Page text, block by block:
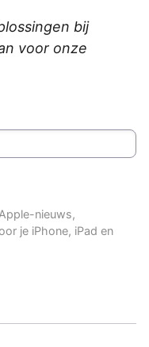
bij
voor onze
nieuws,
je iPhone, iPad en